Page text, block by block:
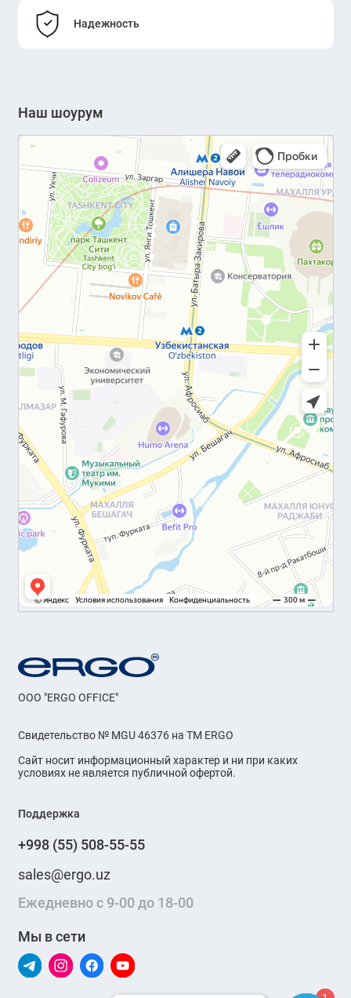
Надежность
Наш шоурум
OOO "ERGO OFFICE"
Свидетельство № MGU 46376 на ТМ ERGO
Сайт носит информационный характер и ни при каких
условиях не является публичной офертой.
Поддержка
+998 (55) 508-55-55
sales@ergo.uz
Ежедневно с 9-00 до 18-00
Мы в сети